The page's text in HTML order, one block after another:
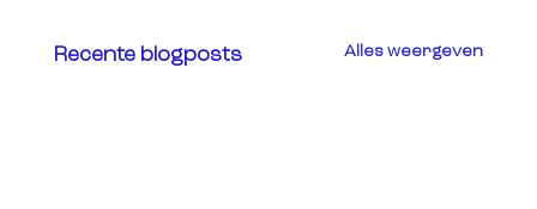
Recente blogposts Alles weergeven